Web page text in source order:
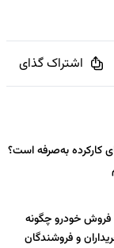
اشتراک گذای
کارکرده به‌صرفه است؟
خودرو چگونه
و فروشندگان